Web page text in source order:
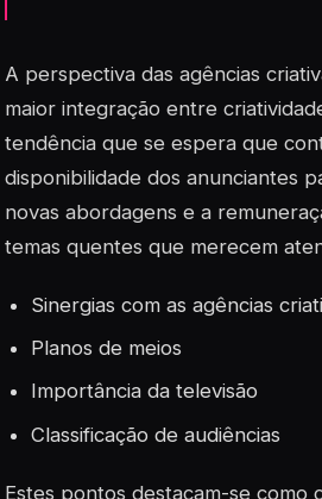
A perspectiva das agências
maior integração entre
tendência que se espera que
disponibilidade dos anunciantes
novas abordagens e a
temas quentes que merecem
Sinergias com as agências
Planos de meios
Importância da televisão
Classificação de audiências
Estes pontos destacam-se como